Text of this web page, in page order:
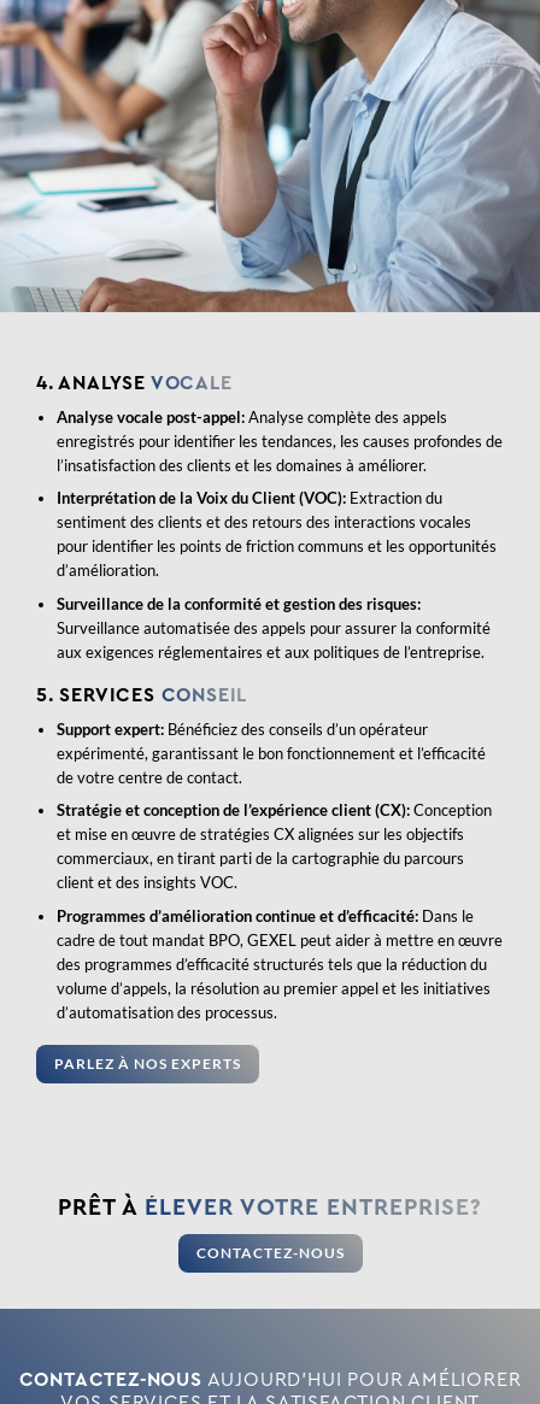
4. ANALYSE VOCALE
Analyse vocale post-appel:Analyse complète des appels
enregistrés pour identifier les tendances, les causes profondes de
l’insatisfaction des clients et les domaines à améliorer.
Interprétation de la Voix du Client (VOC):Extraction du
sentiment des clients et des retours des interactions vocales
pour identifier les points de friction communs et les opportunités
d’amélioration.
Surveillance de la conformité et gestion des risques:
Surveillance automatisée des appels pour assurer la conformité
aux exigences réglementaires et aux politiques de l’entreprise.
5. SERVICES CONSEIL
Support expert:Bénéficiez des conseils d’un opérateur
expérimenté, garantissant le bon fonctionnement et l’efficacité
de votre centre de contact.
Stratégie et conception de l’expérience client (CX):Conception
et mise en œuvre de stratégies CX alignées sur les objectifs
commerciaux, en tirant parti de la cartographie du parcours
client et des insights VOC.
Programmes d’amélioration continue et d’efficacité:Dans le
cadre de tout mandat BPO, GEXEL peut aider à mettre en œuvre
des programmes d’efficacité structurés tels que la réduction du
volume d’appels, la résolution au premier appel et les initiatives
d’automatisation des processus.
PARLEZ À NOS EXPERTS
PRÊT À ÉLEVER VOTRE ENTREPRISE?
CONTACTEZ-NOUS
CONTACTEZ-NOUS AUJOURD'HUI POUR AMÉLIORER